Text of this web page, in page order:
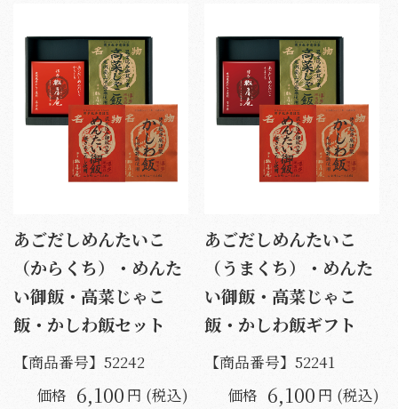
あごだしめんたいこ
（からくち）・めんた
い御飯・高菜じゃこ
飯・かしわ飯セット
【商品番号】 52242
価格 6,100 円 (税込)
あごだしめんたいこ
（うまくち）・めんた
い御飯・高菜じゃこ
飯・かしわ飯ギフト
【商品番号】52241
価格 6,100 円 (税込)